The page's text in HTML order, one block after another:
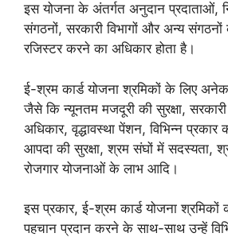
इस योजना के अंतर्गत अनुदान प्रदाताओं,
संगठनों, सरकारी विभागों और अन्य
रजिस्टर करने का अधिकार होता है।
ई-श्रम कार्ड योजना श्रमिकों के लिए
जैसे कि न्यूनतम मजदूरी की सुरक्षा,
अधिकार, वृद्धावस्था पेंशन, विभिन्न प्रकार
आपदा की सुरक्षा, श्रम संघों में सदस्यता,
रोजगार योजनाओं के लाभ आदि।
इस प्रकार, ई-श्रम कार्ड योजना श्रमिकों
पहचान प्रदान करने के साथ-साथ उन्हें